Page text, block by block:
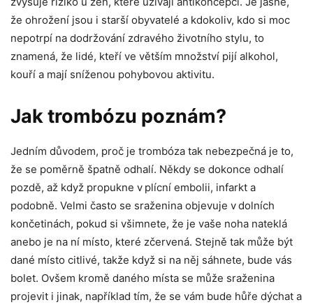
že ohrožení jsou i starší obyvatelé a kdokoliv, kdo si moc
nepotrpí na dodržování zdravého životního stylu, to
znamená, že lidé, kteří ve větším množství pijí alkohol,
kouří a mají sníženou pohybovou aktivitu.
Jak trombózu poznám?
Jedním důvodem, proč je trombóza tak nebezpečná je to,
že se poměrně špatně odhalí. Někdy se dokonce odhalí
pozdě, až když propukne v plícní embolii, infarkt a
podobně. Velmi často se sraženina objevuje v dolních
končetinách, pokud si všimnete, že je vaše noha nateklá
anebo je na ní místo, které zčervená. Stejně tak může být
dané místo citlivé, takže když si na něj sáhnete, bude vás
bolet. Ovšem kromě daného místa se může sraženina
projevit i jinak, například tím, že se vám bude hůře dýchat a